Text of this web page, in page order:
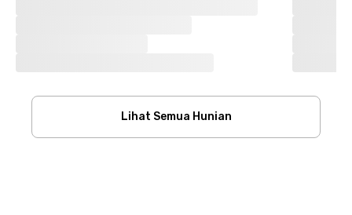
Lihat Semua Hunian